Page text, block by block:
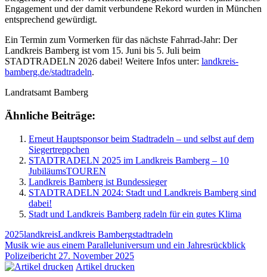
Engagement und der damit verbundene Rekord wurden in München
entsprechend gewürdigt.
Ein Termin zum Vormerken für das nächste Fahrrad-Jahr: Der
Landkreis Bamberg ist vom 15. Juni bis 5. Juli beim
STADTRADELN 2026 dabei! Weitere Infos unter: landkreis-
bamberg.de/stadtradeln.
Landratsamt Bamberg
Ähnliche Beiträge:
Erneut Hauptsponsor beim Stadtradeln – und selbst auf dem
Siegertreppchen
STADTRADELN 2025 im Landkreis Bamberg – 10
JubiläumsTOUREN
Landkreis Bamberg ist Bundessieger
STADTRADELN 2024: Stadt und Landkreis Bamberg sind
dabei!
Stadt und Landkreis Bamberg radeln für ein gutes Klima
2025landkreisLandkreis Bambergstadtradeln
Beitragsnavigation
Vorheriger
Beitrag:
Musik wie aus einem Paralleluniversum und ein Jahresrückblick
Nächster
Beitrag:
Polizeibericht 27. November 2025
Artikel drucken